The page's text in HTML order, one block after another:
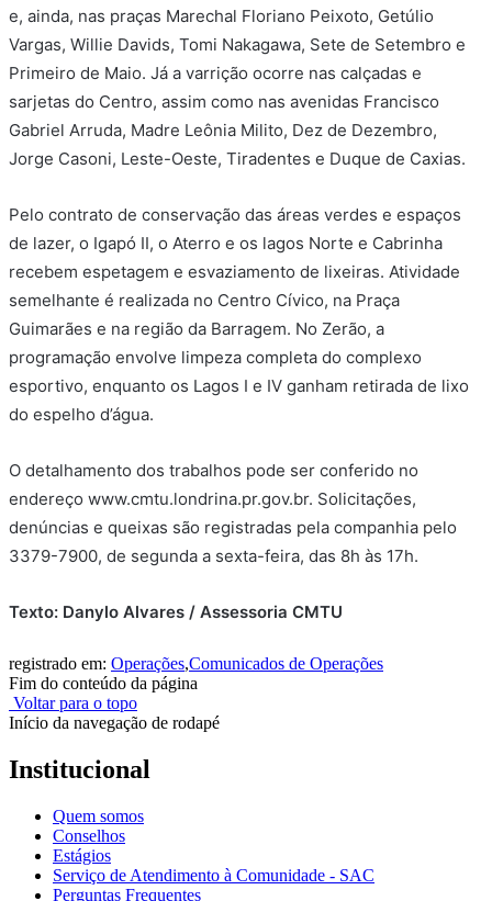
e, ainda, nas praças Marechal Floriano Peixoto, Getúlio
Vargas, Willie Davids, Tomi Nakagawa, Sete de Setembro e
Primeiro de Maio. Já a varrição ocorre nas calçadas e
sarjetas do Centro, assim como nas avenidas Francisco
Gabriel Arruda, Madre Leônia Milito, Dez de Dezembro,
Jorge Casoni, Leste-Oeste, Tiradentes e Duque de Caxias.
Pelo contrato de conservação das áreas verdes e espaços
de lazer, o Igapó II, o Aterro e os lagos Norte e Cabrinha
recebem espetagem e esvaziamento de lixeiras. Atividade
semelhante é realizada no Centro Cívico, na Praça
Guimarães e na região da Barragem. No Zerão, a
programação envolve limpeza completa do complexo
esportivo, enquanto os Lagos I e IV ganham retirada de lixo
do espelho d’água.
O detalhamento dos trabalhos pode ser conferido no
endereço www.cmtu.londrina.pr.gov.br. Solicitações,
denúncias e queixas são registradas pela companhia pelo
3379-7900, de segunda a sexta-feira, das 8h às 17h.
Texto: Danylo Alvares / Assessoria CMTU
registrado em: Operações,Comunicados de Operações
Fim do conteúdo da página
Voltar para o topo
Início da navegação de rodapé
Institucional
Quem somos
Conselhos
Estágios
Serviço de Atendimento à Comunidade - SAC
Perguntas Frequentes